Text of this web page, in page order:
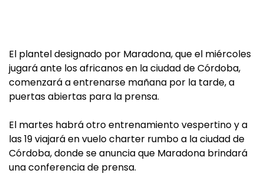
El plantel designado por Maradona, que el miércoles
jugará ante los africanos en la ciudad de Córdoba,
comenzará a entrenarse mañana por la tarde, a
puertas abiertas para la prensa.
El martes habrá otro entrenamiento vespertino y a
las 19 viajará en vuelo charter rumbo a la ciudad de
Córdoba, donde se anuncia que Maradona brindará
una conferencia de prensa.